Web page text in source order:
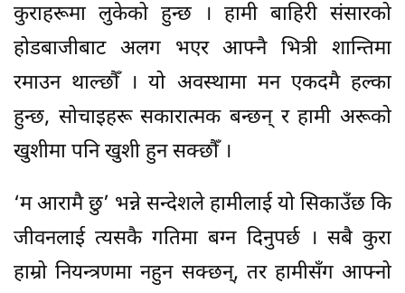
कुराहरूमा लुकेको हुन्छ । हामी बाहिरी संसारको
होडबाजीबाट अलग भएर आफ्नै भित्री शान्तिमा
रमाउन थाल्छौँ । यो अवस्थामा मन एकदमै हल्का
हुन्छ, सोचाइहरू सकारात्मक बन्छन् र हामी अरूको
खुशीमा पनि खुशी हुन सक्छौँ ।
‘म आरामै छु’ भन्ने सन्देशले हामीलाई यो सिकाउँछ कि
जीवनलाई त्यसकै गतिमा बग्न दिनुपर्छ । सबै कुरा
हाम्रो नियन्त्रणमा नहुन सक्छन्, तर हामीसँग आफ्नो